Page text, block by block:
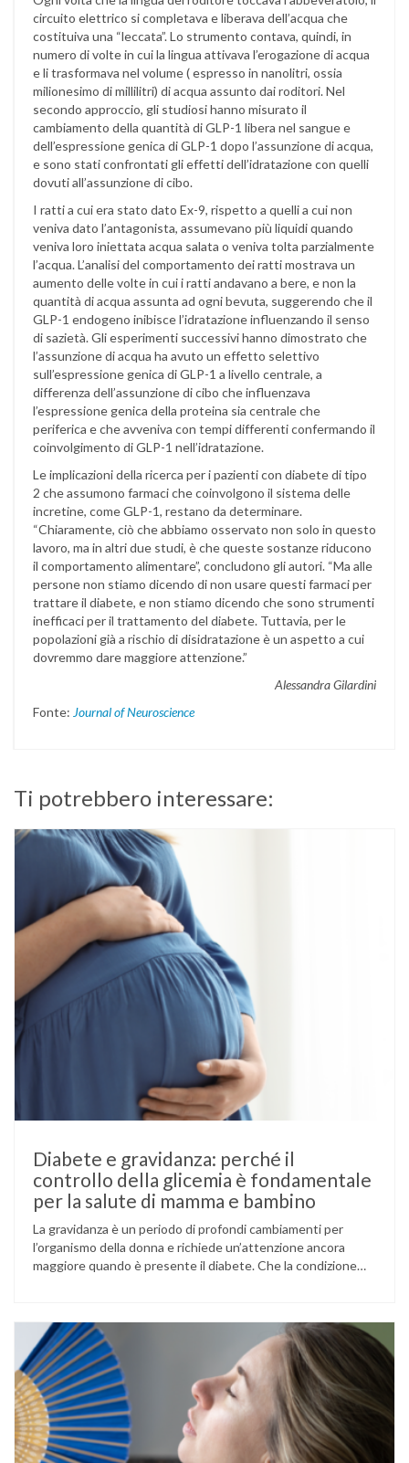
circuito elettrico si completava e liberava dell’acqua che
costituiva una “leccata”. Lo strumento contava, quindi, in
numero di volte in cui la lingua attivava l’erogazione di acqua
e li trasformava nel volume ( espresso in nanolitri, ossia
milionesimo di millilitri) di acqua assunto dai roditori. Nel
secondo approccio, gli studiosi hanno misurato il
cambiamento della quantità di GLP-1 libera nel sangue e
dell’espressione genica di GLP-1 dopo l’assunzione di acqua,
e sono stati confrontati gli effetti dell’idratazione con quelli
dovuti all’assunzione di cibo.
I ratti a cui era stato dato Ex-9, rispetto a quelli a cui non
veniva dato l’antagonista, assumevano più liquidi quando
veniva loro iniettata acqua salata o veniva tolta parzialmente
l’acqua. L’analisi del comportamento dei ratti mostrava un
aumento delle volte in cui i ratti andavano a bere, e non la
quantità di acqua assunta ad ogni bevuta, suggerendo che il
GLP-1 endogeno inibisce l’idratazione influenzando il senso
di sazietà. Gli esperimenti successivi hanno dimostrato che
l’assunzione di acqua ha avuto un effetto selettivo
sull’espressione genica di GLP-1 a livello centrale, a
differenza dell’assunzione di cibo che influenzava
l’espressione genica della proteina sia centrale che
periferica e che avveniva con tempi differenti confermando il
coinvolgimento di GLP-1 nell’idratazione.
Le implicazioni della ricerca per i pazienti con diabete di tipo
2 che assumono farmaci che coinvolgono il sistema delle
incretine, come GLP-1, restano da determinare.
“Chiaramente, ciò che abbiamo osservato non solo in questo
lavoro, ma in altri due studi, è che queste sostanze riducono
il comportamento alimentare”, concludono gli autori. “Ma alle
persone non stiamo dicendo di non usare questi farmaci per
trattare il diabete, e non stiamo dicendo che sono strumenti
inefficaci per il trattamento del diabete. Tuttavia, per le
popolazioni già a rischio di disidratazione è un aspetto a cui
dovremmo dare maggiore attenzione.”
Alessandra Gilardini
Fonte: Journal of Neuroscience
Ti potrebbero interessare:
Diabete e gravidanza: perché il
controllo della glicemia è fondamentale
per la salute di mamma e bambino
La gravidanza è un periodo di profondi cambiamenti per
l’organismo della donna e richiede un’attenzione ancora
maggiore quando è presente il diabete. Che la condizione
volta durante la gestazione (diabete gestazionale),
mantenere …